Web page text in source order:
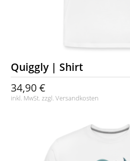
Quiggly | Shirt
34,90 €
inkl. MwSt. zzgl.Versandkosten